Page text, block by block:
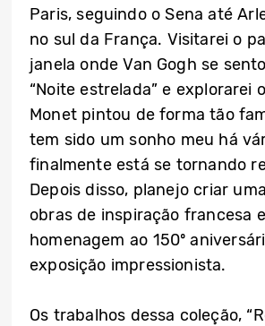
Paris, seguindo o Sena até
no sul da França. Visitarei o
janela onde Van Gogh se
“Noite estrelada” e explorarei
Monet pintou de forma tão
tem sido um sonho meu há
finalmente está se tornando
Depois disso, planejo criar
obras de inspiração francesa
homenagem ao 150º
exposição impressionista.
Os trabalhos dessa coleção,